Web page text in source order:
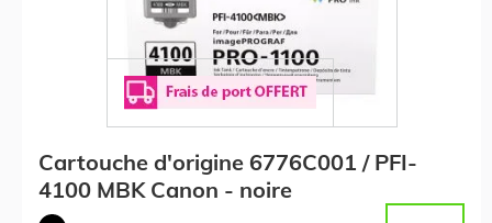
Cartouche d'origine 6776C001 / PFI-
4100 MBK Canon - noire